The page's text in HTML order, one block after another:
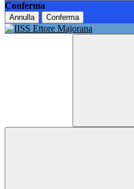
Conferma
Annulla Conferma